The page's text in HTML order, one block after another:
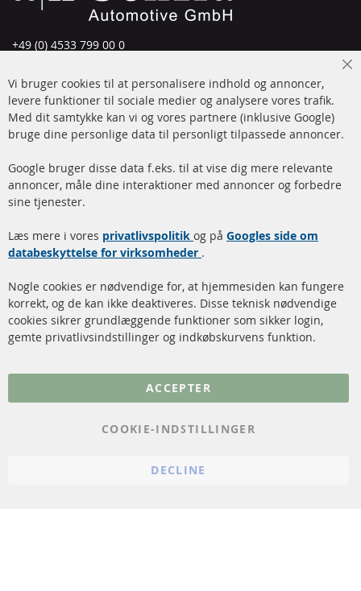
+49 (0) 4533 799 00 0
info@contra-automotive.de
www.contra-automotive.de
Facebook
Instagram
Hurtige links
Dieselpartikelfilter (DPF)
rengøring
Katalysator (KAT)
Sensorer
FAQ
Kundeservice
Betalingsmetoder
Kontakt
Vi bruger cookies til at personalisere indhold og annoncer,
levere funktioner til sociale medier og analysere vores trafik.
Med dit samtykke kan vi og vores partnere (inklusive Google)
bruge dine personlige data til personligt tilpassede annoncer.
Google bruger disse data f.eks. til at vise dig mere relevante
annoncer, måle dine interaktioner med annoncer og forbedre
sine tjenester.
Læs mere i vores privatlivspolitik og på Googles side om
databeskyttelse for virksomheder .
Nogle cookies er nødvendige for, at hjemmesiden kan fungere
korrekt, og de kan ikke deaktiveres. Disse teknisk nødvendige
cookies sikrer grundlæggende funktioner som sikker login,
gemte privatlivsindstillinger og indkøbskurvens funktion.
ACCEPTER
COOKIE-INDSTILLINGER
DECLINE